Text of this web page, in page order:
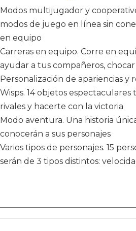
Modos multijugador y
modos de juego en línea sin
en equipo
Carreras en equipo. Corre en
ayudar a tus compañeros,
Personalización de apariencias
Wisps. 14 objetos
rivales y hacerte con la victoria
Modo aventura. Una historia
conocerán a sus personajes
Varios tipos de personajes. 15
serán de 3 tipos distintos: